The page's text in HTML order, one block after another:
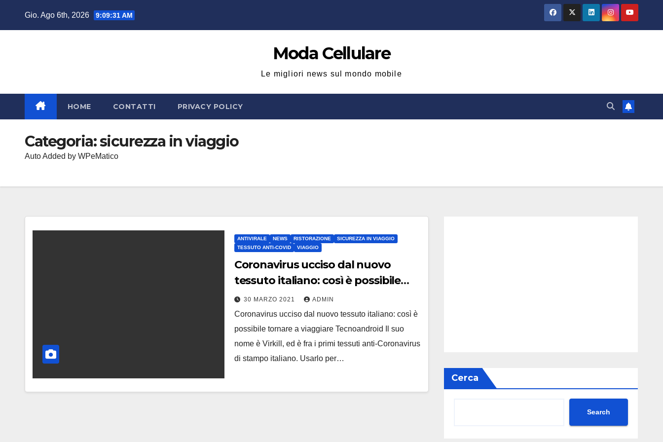
Gio. Ago 6th, 2026 9:09:32 AM
Moda Cellulare
Le migliori news sul mondo mobile
HOME CONTATTI PRIVACY POLICY
Categoria:sicurezza in viaggio
Auto Added by WPeMatico
ANTIVIRALE NEWS RISTORAZIONE
SICUREZZA IN VIAGGIO
TESSUTO ANTI-COVID
VIAGGIO
Coronavirus ucciso dal nuovo
tessuto italiano: così è possibile
tornare a viaggiare
30 MARZO 2021 ADMIN
Coronavirus ucciso dal nuovo tessuto italiano: così è
possibile tornare a viaggiare Tecnoandroid Il suo
nome è Virkill, ed è fra i primi tessuti anti-Coronavirus
di stampo italiano. Usarlo per…
Cerca
Search